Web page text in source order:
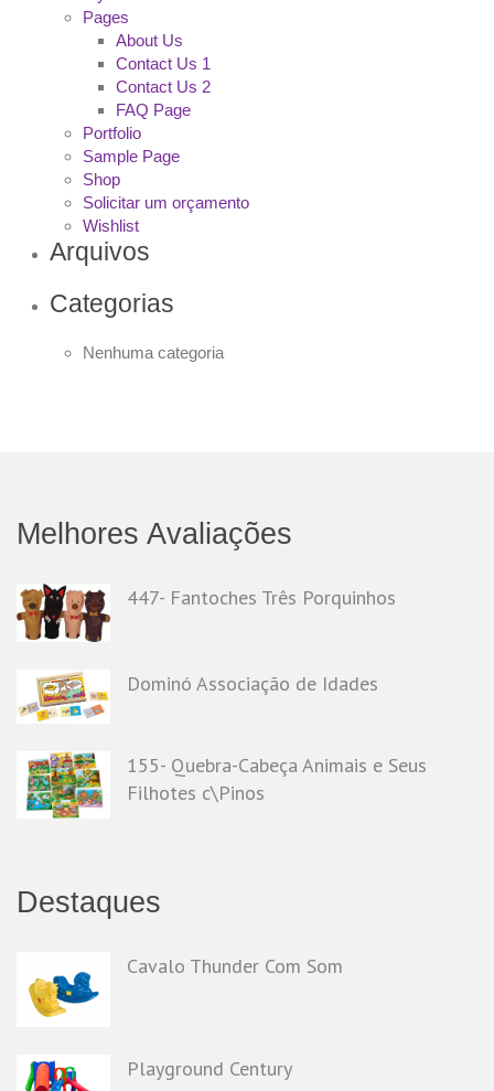
Pages
About Us
Contact Us 1
Contact Us 2
FAQ Page
Portfolio
Sample Page
Shop
Solicitar um orçamento
Wishlist
Arquivos
Categorias
Nenhuma categoria
Melhores Avaliações
447- Fantoches Três Porquinhos
Dominó Associação de Idades
155- Quebra-Cabeça Animais e Seus
Filhotes c\Pinos
Destaques
Cavalo Thunder Com Som
Playground Century